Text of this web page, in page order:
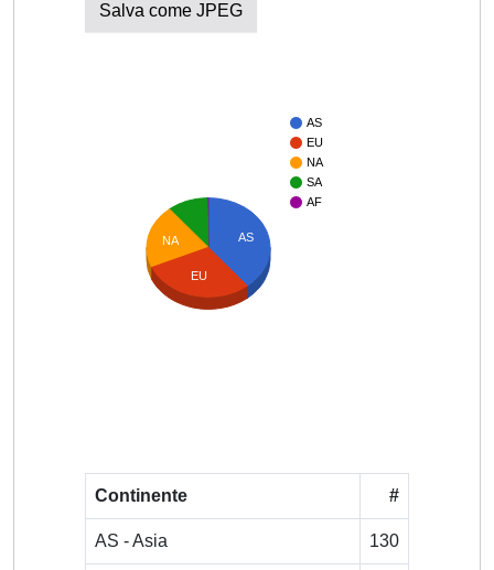
Salva come JPEG
AS
EU
NA
SA
AF
AS
NA
EU
Continente #
AS - Asia 130